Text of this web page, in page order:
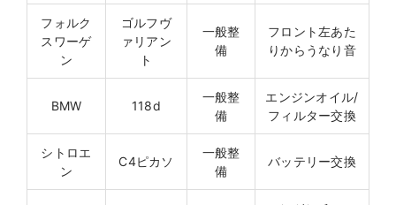
フォルク
スワーゲ
ン
ゴルフヴ
ァリアン
ト
一般整
備
フロント左あた
りからうなり音
BMW 118d
一般整
備
エンジンオイル/
フィルター交換
シトロエ
ン
C4ピカソ
一般整
備
バッテリー交換